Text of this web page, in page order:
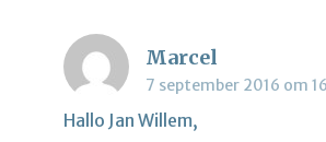
Marcel
7 september 2016 om
Hallo Jan Willem,